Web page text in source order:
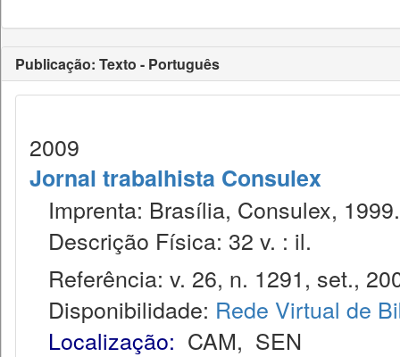
Publicação: Texto - Português
2009
Jornal trabalhista Consulex
Imprenta: Brasília, Consulex, 1999.
Descrição Física: 32 v. : il.
Referência: v. 26, n. 1291, set.,
Disponibilidade: Rede Virtual de
Localização: CAM, SEN